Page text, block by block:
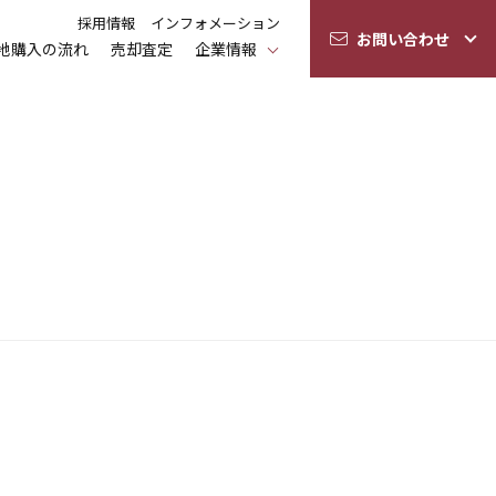
採用情報 インフォメーション
購入の流れ 売却査定 企業情報 お問い合わせ